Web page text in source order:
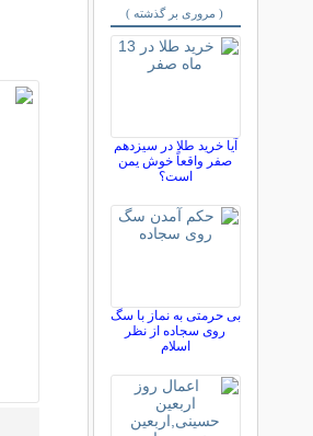
( مروری بر گذشته )
آیا خرید طلا در سیزدهم
صفر واقعاً خوش یمن
است؟
بی حرمتی به نماز با سگ
روی سجاده از نظر
اسلام